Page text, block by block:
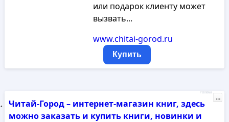
или подарок клиенту может
вызвать...
www.chitai-gorod.ru
Купить
Читай-Город – интернет-магазин книг, здесь
можно заказать и купить книги, новинки и
Реклама
...